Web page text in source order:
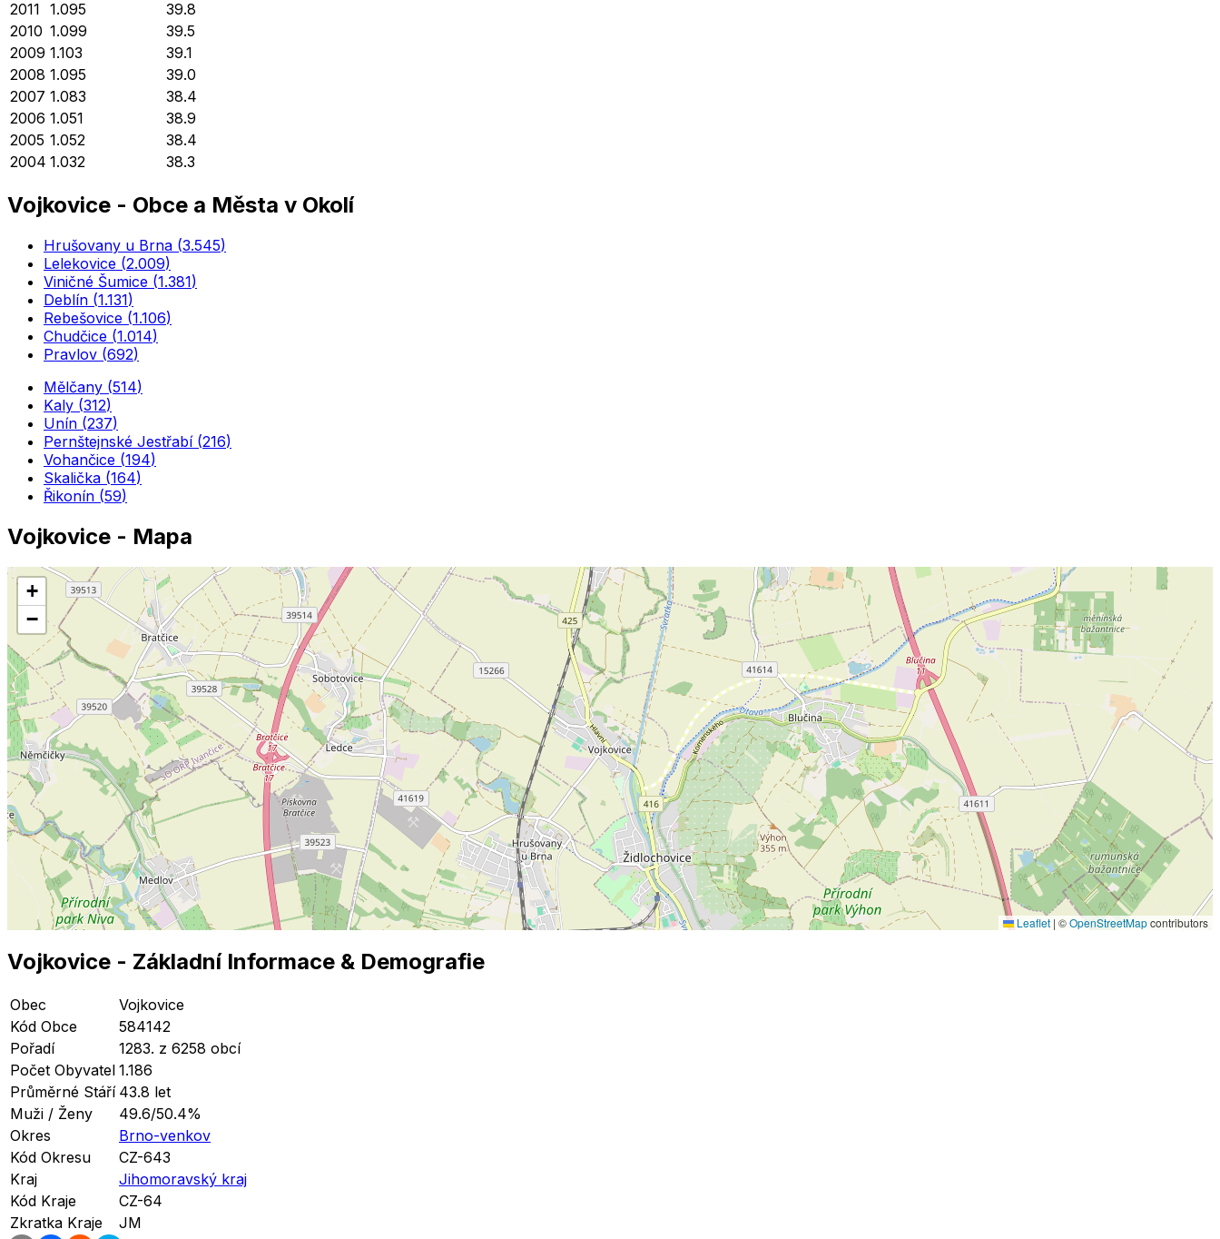
2011 1.095
39.8
2010 1.099
39.5
2009 1.103
39.1
2008 1.095
39.0
2007 1.083
38.4
2006 1.051
38.9
2005 1.052
38.4
2004 1.032 38.3
Vojkovice - Obce a Města v Okolí
Hrušovany u Brna (3.545)
Lelekovice (2.009)
Viničné Šumice (1.381)
Deblín (1.131)
Rebešovice (1.106)
Chudčice (1.014)
Pravlov (692)
Mělčany (514)
Kaly (312)
Unín (237)
Pernštejnské Jestřabí(216)
Vohančice (194)
Skalička (164)
Řikonín (59)
Vojkovice - Mapa
+
−
Leaflet | ©OpenStreetMapcontributors
Vojkovice - Základní Informace & Demografie
Obec
Vojkovice
Kód Obce
584142
Pořadí
1283. z 6258 obcí
Počet Obyvatel 1.186
Průměrné Stáří 43.8 let
Muži / Ženy
49.6/50.4%
Okres
Brno-venkov
Kód Okresu
CZ-643
Kraj
Jihomoravský kraj
Kód Kraje
CZ-64
Zkratka Kraje
JM